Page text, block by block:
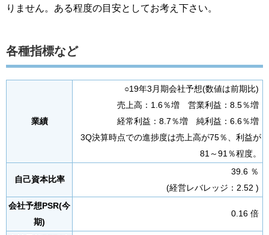
りません。ある程度の目安としてお考え下さい。
各種指標など
業績
○19年3月期会社予想(数値は前期比)
売上高：1.6％増 営業利益：8.5％増
経常利益：8.7％増 純利益：6.6％増
3Q決算時点での進捗度は売上高が75％、利益が
81～91％程度。
自己資本比率
39.6 ％
(経営レバレッジ：2.52 )
会社予想PSR(今
期)
0.16 倍